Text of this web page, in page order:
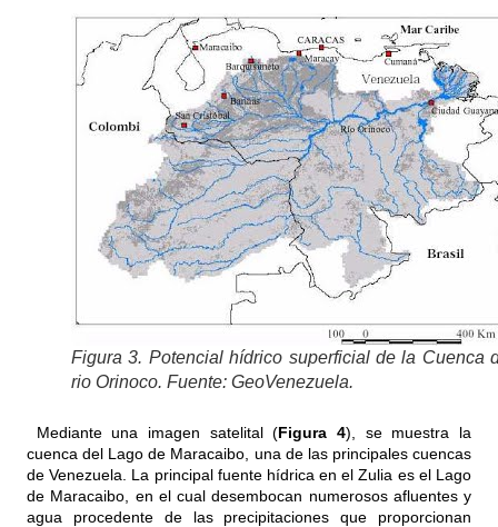
Figura 3. Potencial hídrico superficial de la Cuenca
rio Orinoco. Fuente: GeoVenezuela.
Mediante una imagen satelital (Figura 4), se muestra la
cuenca del Lago de Maracaibo, una de las principales cuencas
de Venezuela. La principal fuente hídrica en el Zulia es el Lago
de Maracaibo, en el cual desembocan numerosos afluentes y
agua procedente de las precipitaciones que proporcionan